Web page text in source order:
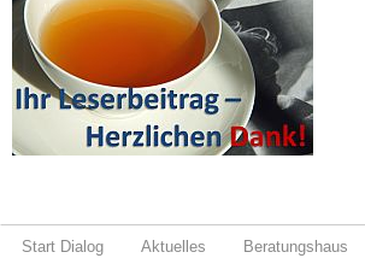
Start Dialog Aktuelles Beratungshaus